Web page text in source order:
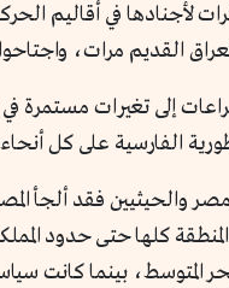
لأجنادها في أقاليم
القديم مرات،
إلى تغيرات مستمرة في
الفارسية على كل
مصر والحيثيين فقد ألجأ
كلها حتى حدود
المتوسط، بينما كانت